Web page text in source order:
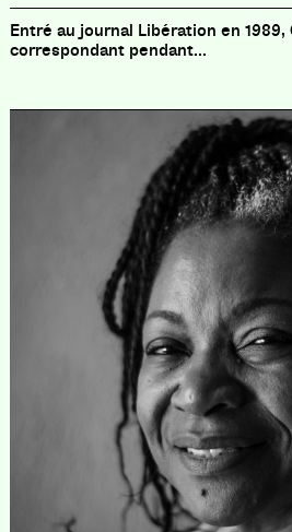
Entré au journal Libération en
correspondant pendant...